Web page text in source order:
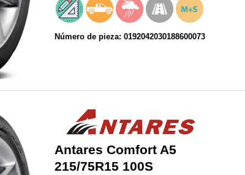
Número de pieza: 0192042030188600073
Antares Comfort A5
215/75R15 100S